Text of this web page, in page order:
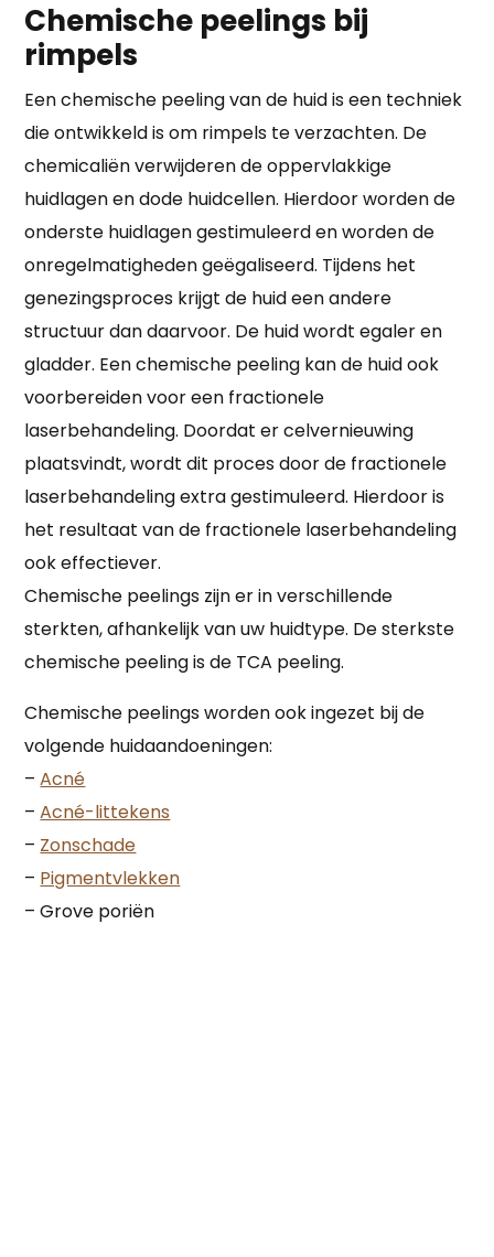
Chemische peelings bij
rimpels
Een chemische peeling van de huid is een techniek
die ontwikkeld is om rimpels te verzachten. De
chemicaliën verwijderen de oppervlakkige
huidlagen en dode huidcellen. Hierdoor worden de
onderste huidlagen gestimuleerd en worden de
onregelmatigheden geëgaliseerd. Tijdens het
genezingsproces krijgt de huid een andere
structuur dan daarvoor. De huid wordt egaler en
gladder. Een chemische peeling kan de huid ook
voorbereiden voor een fractionele
laserbehandeling. Doordat er celvernieuwing
plaatsvindt, wordt dit proces door de fractionele
laserbehandeling extra gestimuleerd. Hierdoor is
het resultaat van de fractionele laserbehandeling
ook effectiever.
Chemische peelings zijn er in verschillende
sterkten, afhankelijk van uw huidtype. De sterkste
chemische peeling is de TCA peeling.
Chemische peelings worden ook ingezet bij de
volgende huidaandoeningen:
– Acné
– Acné-littekens
– Zonschade
– Pigmentvlekken
– Grove poriën